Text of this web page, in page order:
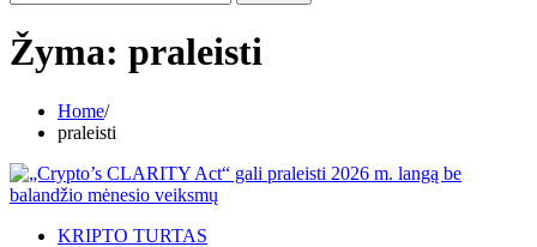
Žyma: praleisti
Home
praleisti
KRIPTO TURTAS